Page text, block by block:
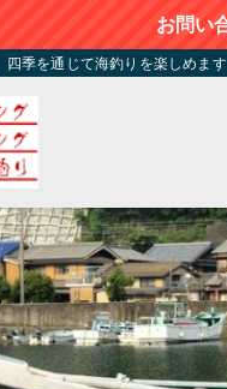
お問い
季を通じて海釣りを楽しめます